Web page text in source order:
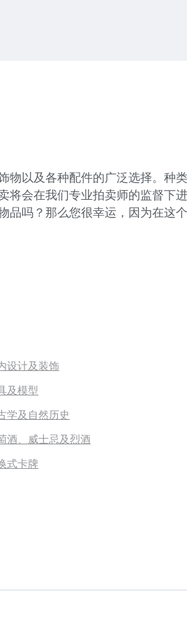
以及各种配件的广泛选择。种
会在我们专业拍卖师的监督下
吗？那么您很幸运，因为在这
设计及装饰
及模型
学及自然历史
酒、威士忌及烈酒
式卡牌